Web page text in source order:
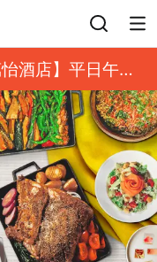
酒店】平日午餐
餐